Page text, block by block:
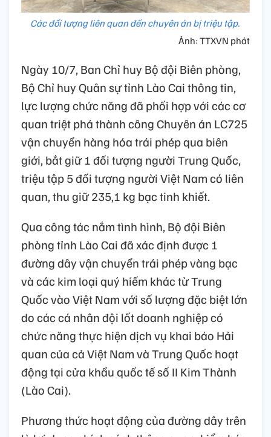
Các đối tượng liên quan đến chuyên án bị triệu tập.
Ảnh: TTXVN phát
Ngày 10/7, Ban Chỉ huy Bộ đội Biên phòng,
Bộ Chỉ huy Quân sự tỉnh Lào Cai thông tin,
lực lượng chức năng đã phối hợp với các cơ
quan triệt phá thành công Chuyên án LC725
vận chuyển hàng hóa trái phép qua biên
giới, bắt giữ 1 đối tượng người Trung Quốc,
triệu tập 5 đối tượng người Việt Nam có liên
quan, thu giữ 235,1 kg bạc tinh khiết.
Qua công tác nắm tình hình, Bộ đội Biên
phòng tỉnh Lào Cai đã xác định được 1
đường dây vận chuyển trái phép vàng bạc
và các kim loại quý hiếm khác từ Trung
Quốc vào Việt Nam với số lượng đặc biệt lớn
do các cá nhân đội lốt doanh nghiệp có
chức năng thực hiện dịch vụ khai báo Hải
quan của cả Việt Nam và Trung Quốc hoạt
động tại cửa khẩu quốc tế số II Kim Thành
(Lào Cai).
Phương thức hoạt động của đường dây trên